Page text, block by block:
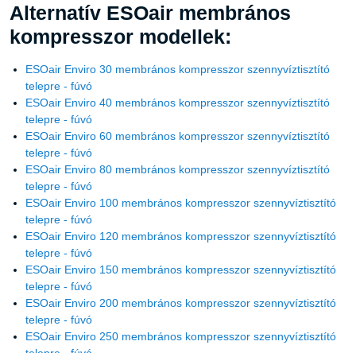
Alternatív ESOair membrános
kompresszor modellek:
ESOair Enviro 30 membrános kompresszor szennyvíztisztító
telepre - fúvó
ESOair Enviro 40 membrános kompresszor szennyvíztisztító
telepre - fúvó
ESOair Enviro 60 membrános kompresszor szennyvíztisztító
telepre - fúvó
ESOair Enviro 80 membrános kompresszor szennyvíztisztító
telepre - fúvó
ESOair Enviro 100 membrános kompresszor szennyvíztisztító
telepre - fúvó
ESOair Enviro 120 membrános kompresszor szennyvíztisztító
telepre - fúvó
ESOair Enviro 150 membrános kompresszor szennyvíztisztító
telepre - fúvó
ESOair Enviro 200 membrános kompresszor szennyvíztisztító
telepre - fúvó
ESOair Enviro 250 membrános kompresszor szennyvíztisztító